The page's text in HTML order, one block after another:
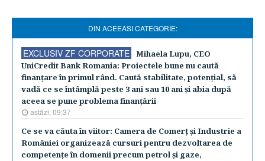
DIN ACEEASI CATEGORIE:
EXCLUSIV ZF CORPORATE
Mihaela Lupu, CEO
UniCredit Bank Romania: Proiectele bune nu caută
finanţare în primul rând. Caută stabilitate, potenţial, să
vadă ce se întâmplă peste 3 ani sau 10 ani şi abia după
aceea se pune problema finanţării
astăzi, 09:37
Ce se va căuta în viitor: Camera de Comerţ şi Industrie a
României organizează cursuri pentru dezvoltarea de
competenţe în domenii precum petrol şi gaze,